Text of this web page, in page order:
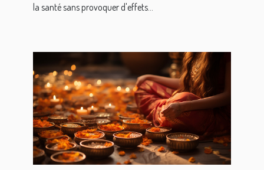
la santé sans provoquer d'effets...